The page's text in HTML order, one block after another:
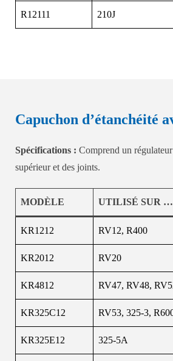
R12111 210J
Capuchon d’étanchéité
Spécifications : Comprend un
supérieur et des joints.
MODÈLE UTILISÉ SUR …
KR1212 RV12, R400
KR2012 RV20
KR4812 RV47, RV48,
KR325C12 RV53, 325-3,
KR325E12 325-5A